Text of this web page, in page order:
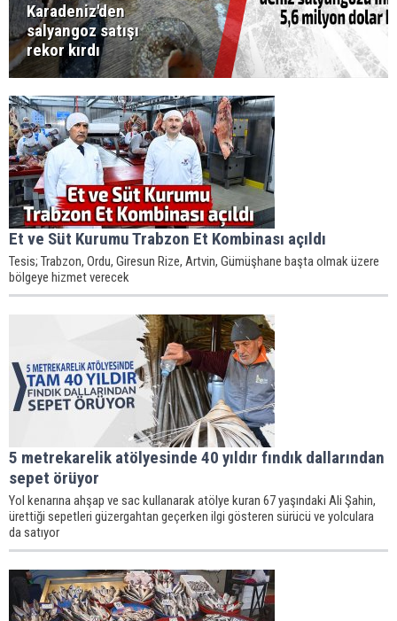
Karadeniz'den
salyangoz satışı
rekor kırdı
Et ve Süt Kurumu Trabzon Et Kombinası açıldı
Tesis; Trabzon, Ordu, Giresun Rize, Artvin, Gümüşhane başta olmak üzere
bölgeye hizmet verecek
5 metrekarelik atölyesinde 40 yıldır fındık dallarından
sepet örüyor
Yol kenarına ahşap ve sac kullanarak atölye kuran 67 yaşındaki Ali Şahin,
ürettiği sepetleri güzergahtan geçerken ilgi gösteren sürücü ve yolculara
da satıyor